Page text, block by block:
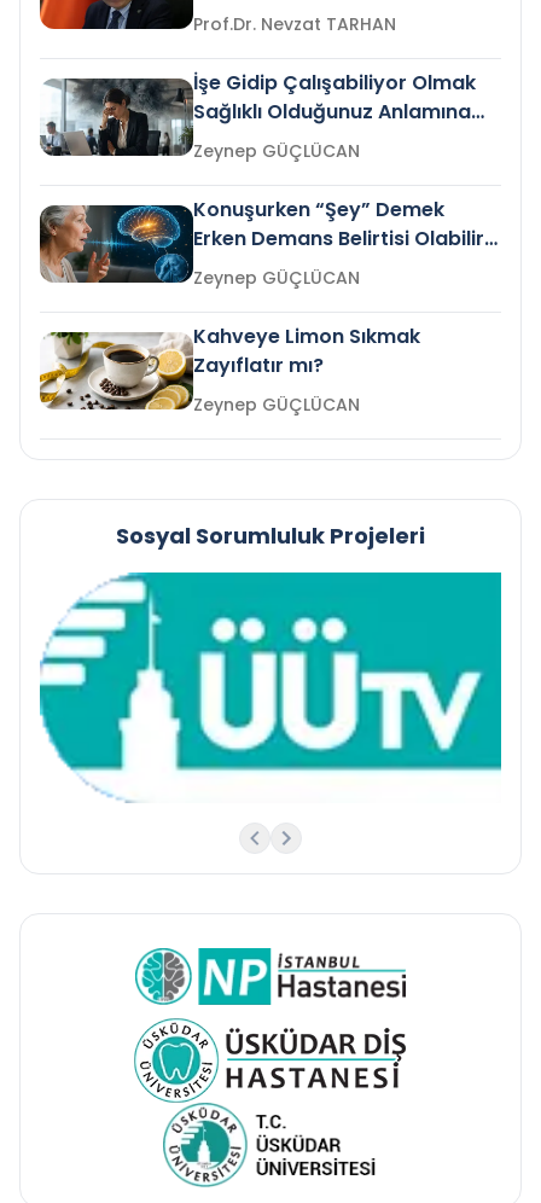
Prof.Dr. Nevzat TARHAN
İşe Gidip Çalışabiliyor Olmak
Sağlıklı Olduğunuz Anlamına
Gelir mi?Zeynep GÜÇLÜCAN
Konuşurken “Şey” Demek
Erken Demans Belirtisi Olabilir
mi?
Zeynep GÜÇLÜCAN
Kahveye Limon Sıkmak
Zayıflatır mı?
Zeynep GÜÇLÜCAN
Sosyal Sorumluluk Projeleri